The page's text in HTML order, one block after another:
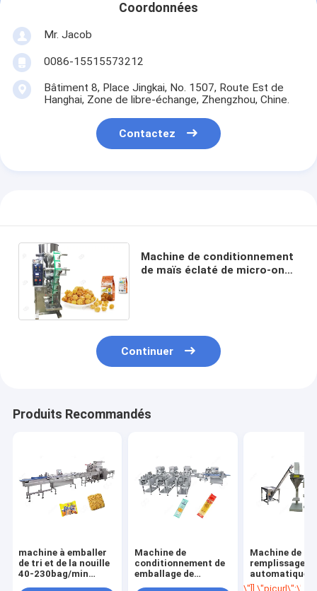
Coordonnées
Mr. Jacob
0086-15515573212
Bâtiment 8, Place Jingkai, No. 1507, Route Est de
Hanghai, Zone de libre-échange, Zhengzhou, Chine.
Contactez
Machine de conditionnement
de maïs éclaté de micro-onde
Continuer
Produits Recommandés
machine à emballer
de tri et de la nouille
40-230bag/min
Machine de
conditionnement de
emballage de
Machine de
remplissage
automatique
poudre de
\"]],\"picurl\":\"\\/